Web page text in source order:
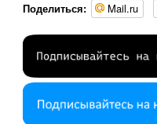
Поделиться: Mail.ru